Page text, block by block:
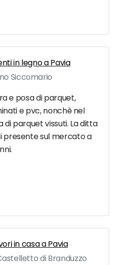
in legno a Pavia
Siccomario
e posa di parquet,
e pvc, nonchè nel
parquet vissuti. La ditta
presente sul mercato a
in casa a Pavia
di Branduzzo